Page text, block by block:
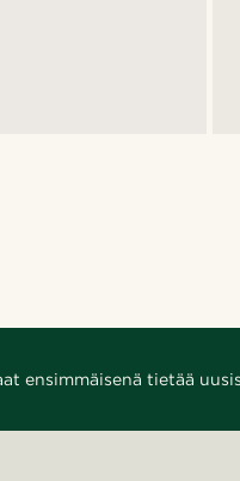
ensimmäisenä tietää